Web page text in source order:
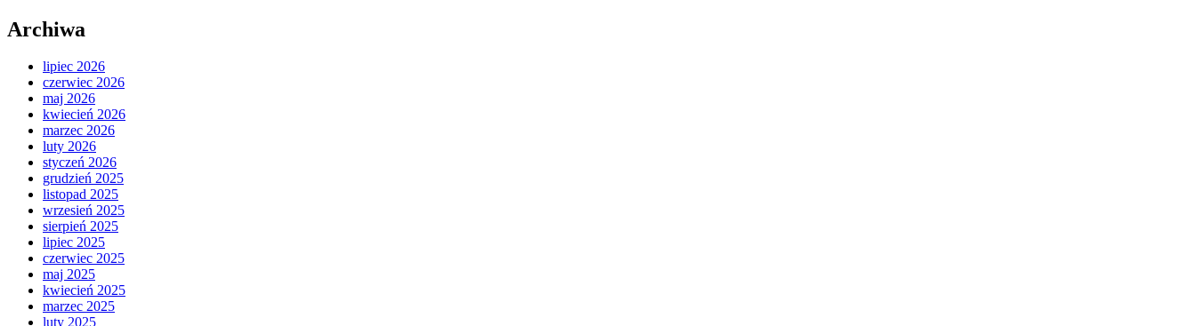
Archiwa
lipiec 2026
czerwiec 2026
maj 2026
kwiecień 2026
marzec 2026
luty 2026
styczeń 2026
grudzień 2025
listopad 2025
wrzesień 2025
sierpień 2025
lipiec 2025
czerwiec 2025
maj 2025
kwiecień 2025
marzec 2025
luty 2025